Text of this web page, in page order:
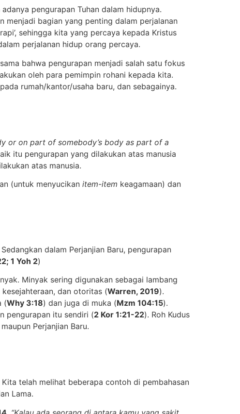
pengurapan Tuhan dalam hidupnya.
menjadi bagian yang penting dalam perjalanan
sehingga kita yang percaya kepada Kristus
perjalanan hidup orang percaya.
bahwa pengurapan menjadi salah satu fokus
oleh para pemimpin rohani kepada kita.
rumah/kantor/usaha baru, dan sebagainya.
or on part of somebody’s body as part of a
itu pengurapan yang dilakukan atas manusia
atas manusia.
(untuk menyucikan item-item keagamaan) dan
dalam Perjanjian Baru, pengurapan
1 Yoh 2)
Minyak sering digunakan sebagai lambang
dan otoritas (Warren, 2019).
(Why 3:18) dan juga di muka (Mzm 104:15).
pengurapan itu sendiri (2 Kor 1:21-22). Roh Kudus
Perjanjian Baru.
telah melihat beberapa contoh di pembahasan
Lama.